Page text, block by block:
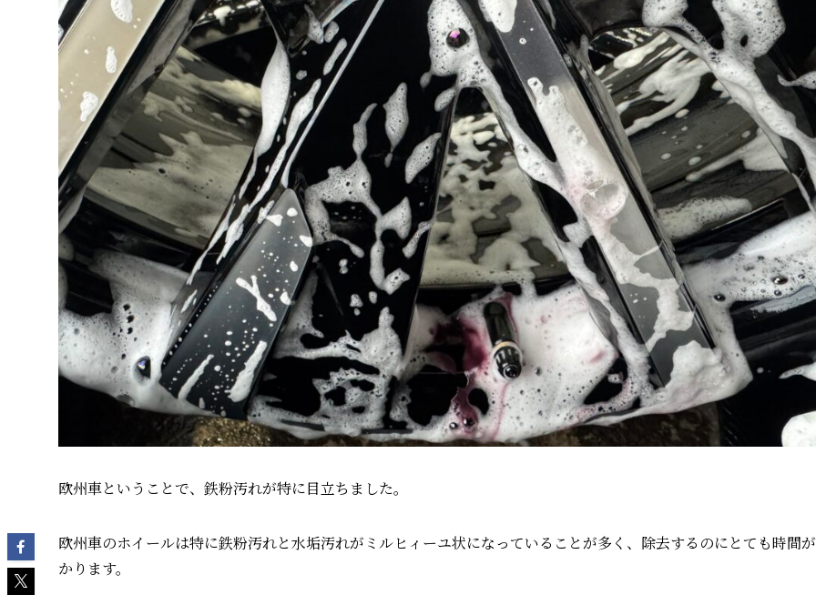
欧州車ということで、鉄粉汚れが特に目立ちました。
欧州車のホイールは特に鉄粉汚れと水垢汚れがミルヒィーユ状になっていることが多く、除去するのにとても時間
かります。